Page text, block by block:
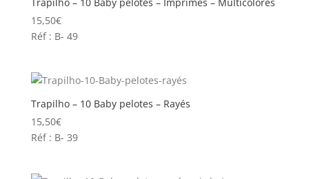
15,50€
Réf : B- 49
Trapilho – 10 Baby pelotes – Rayés
15,50€
Réf : B- 39